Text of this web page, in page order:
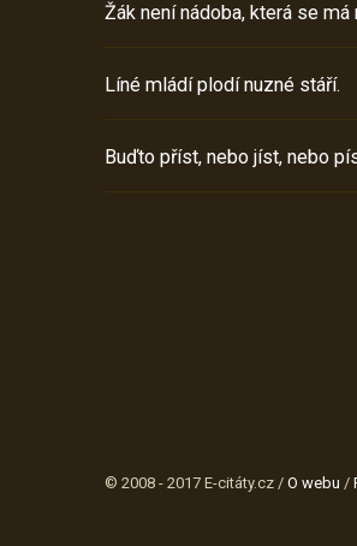
Žák není nádoba, která se
Líné mládí plodí nuzné stáří.
Buďto příst, nebo jíst, nebo
© 2008 - 2017 E-citáty.cz / O webu /